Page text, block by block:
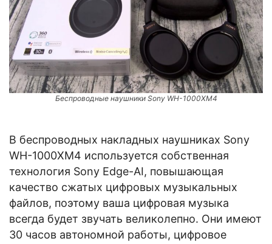
Беспроводные наушники Sony WH-1000XM4
В беспроводных накладных наушниках Sony
WH-1000XM4 используется собственная
технология Sony Edge-AI, повышающая
качество сжатых цифровых музыкальных
файлов, поэтому ваша цифровая музыка
всегда будет звучать великолепно. Они имеют
30 часов автономной работы, цифровое